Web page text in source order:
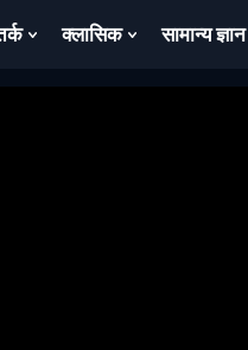
Show
For
क्लासिक
Show
For
सामान्य ज्ञान